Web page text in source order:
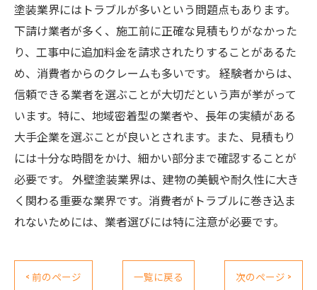
塗装業界にはトラブルが多いという問題点もあります。
下請け業者が多く、施工前に正確な見積もりがなかった
り、工事中に追加料金を請求されたりすることがあるた
め、消費者からのクレームも多いです。 経験者からは、
信頼できる業者を選ぶことが大切だという声が挙がって
います。特に、地域密着型の業者や、長年の実績がある
大手企業を選ぶことが良いとされます。また、見積もり
には十分な時間をかけ、細かい部分まで確認することが
必要です。 外壁塗装業界は、建物の美観や耐久性に大き
く関わる重要な業界です。消費者がトラブルに巻き込ま
れないためには、業者選びには特に注意が必要です。
< 前のページ 一覧に戻る 次のページ >